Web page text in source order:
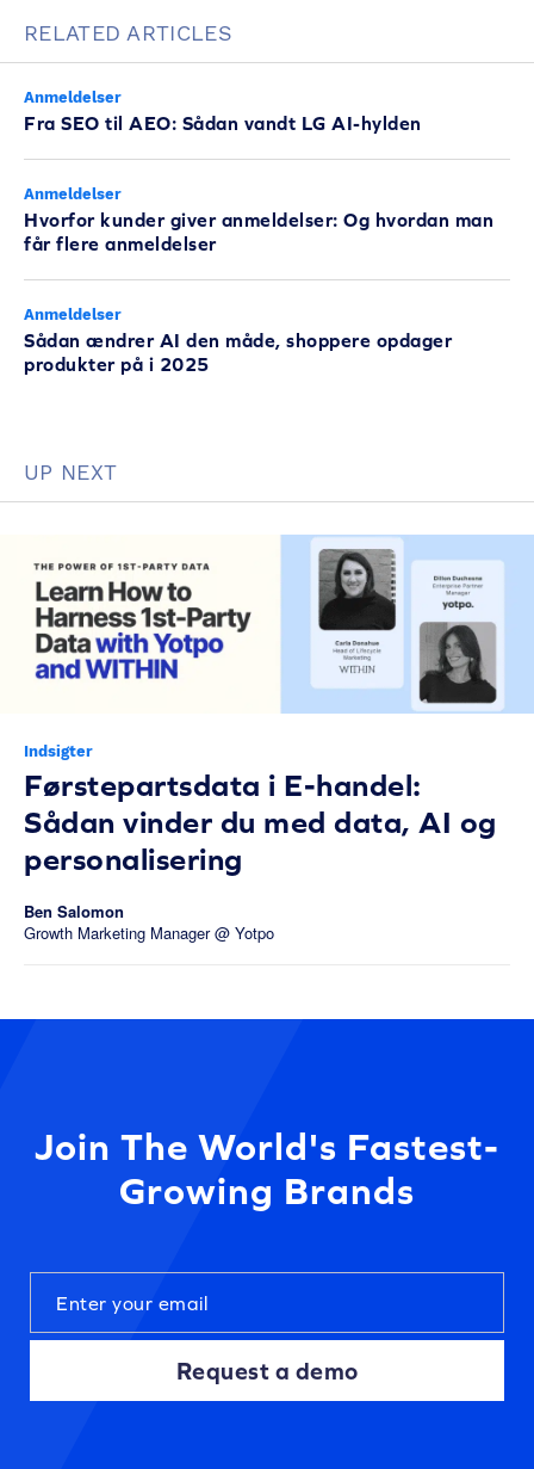
RELATED ARTICLES
Anmeldelser
Fra SEO til AEO: Sådan vandt LG AI-hylden
Anmeldelser
Hvorfor kunder giver anmeldelser: Og hvordan man
får flere anmeldelser
Anmeldelser
Sådan ændrer AI den måde, shoppere opdager
produkter på i 2025
UP NEXT
Indsigter
Førstepartsdata i E-handel:
Sådan vinder du med data, AI og
personalisering
Ben Salomon
Growth Marketing Manager @ Yotpo
Join The World's Fastest-
Growing Brands
Request a demo